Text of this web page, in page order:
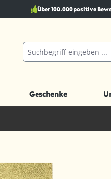
Über 100.000 positive
Geschenke